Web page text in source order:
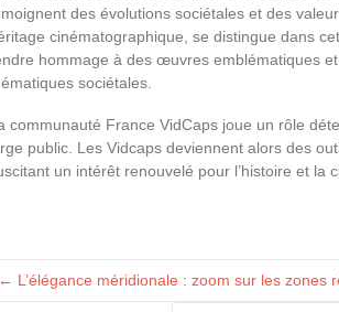
des évolutions sociétales et des
cinématographique, se distingue dans
hommage à des œuvres emblématiques
sociétales.
communauté France VidCaps joue un rôle
public. Les Vidcaps deviennent alors des
un intérêt renouvelé pour l’histoire et la
← L’élégance méridionale : zoom sur les zones